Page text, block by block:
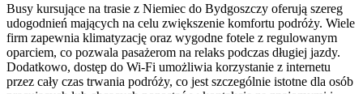
Busy kursujące na trasie z Niemiec do Bydgoszczy oferują szereg
udogodnień mających na celu zwiększenie komfortu podróży. Wiele
firm zapewnia klimatyzację oraz wygodne fotele z regulowanym
oparciem, co pozwala pasażerom na relaks podczas długiej jazdy.
Dodatkowo, dostęp do Wi-Fi umożliwia korzystanie z internetu
przez cały czas trwania podróży, co jest szczególnie istotne dla osób